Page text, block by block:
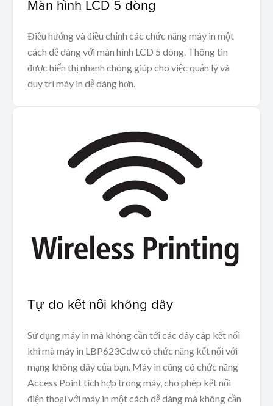
Màn hình LCD 5 dòng
Điều hướng và điều chỉnh các chức năng máy in một
cách dễ dàng với màn hình LCD 5 dòng. Thông tin
được hiển thị nhanh chóng giúp cho việc quản lý và
duy trì máy in dễ dàng hơn.
Tự do kết nối không dây
Sử dụng máy in mà không cần tới các dây cáp kết nối
khi mà máy in LBP623Cdw có chức năng kết nối với
mạng không dây của bạn. Máy in cũng có chức năng
Access Point tích hợp trong máy, cho phép kết nối
điện thoại với máy in một cách dễ dàng mà không cần